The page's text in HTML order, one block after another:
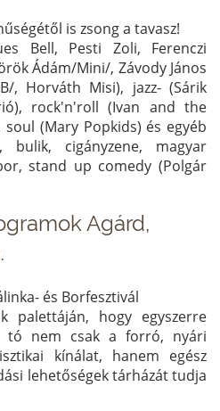
is zsong a tavasz!
Bell, Pesti Zoli, Ferenczi
Ádám/Mini/, Závody János
, Horváth Misi), jazz- (Sárik
rock'n'roll (Ivan and the
(Mary Popkids) és egyéb
bulik, cigányzene, magyar
stand up comedy (Polgár
Agárd,
és Borfesztivál
palettáján, hogy egyszerre
tó nem csak a forró, nyári
kínálat, hanem egész
lehetőségek tárházát tudja